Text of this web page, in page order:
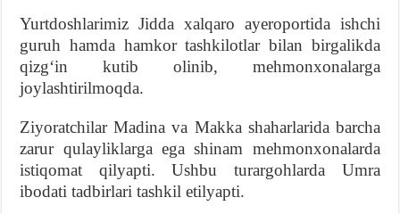
Yurtdoshlarimiz Jidda xalqaro ayeroportida ishchi
guruh hamda hamkor tashkilotlar bilan birgalikda
qizgʻin kutib olinib, mehmonxonalarga
joylashtirilmoqda.
Ziyoratchilar Madina va Makka shaharlarida barcha
zarur qulayliklarga ega shinam mehmonxonalarda
istiqomat qilyapti. Ushbu turargohlarda Umra
ibodati tadbirlari tashkil etilyapti.